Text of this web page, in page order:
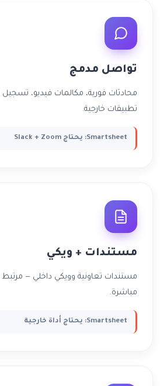
تواصل مدمج
محادثات فورية، مكالمات فيديو،
تطبيقات خارجية.
Smartsheet: يحتاج Slack + Zoom
مستندات + ويكي
مستندات تعاونية وويكي داخلي — مرتبط
مباشرة.
Smartsheet: يحتاج أداة خارجية